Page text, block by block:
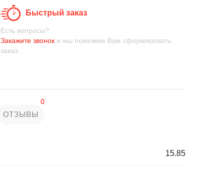
Быстрый заказ
Есть вопросы?
Закажите звоноки мы поможем Вам сформировать
заказ.
ОТЗЫВЫ
0
15.85